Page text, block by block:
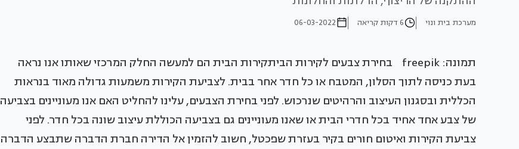
מערכת בית ונוי 6 דקות קריאה 06-03-2022
תמונה: freepik בחירת צבעים לקירות הביתקירות הבית הם למעשה החלק המרכזי שאותו אנו נראה
בעת כניסה לתוך הסלון, המטבח או כל חדר אחר בבית. לצביעת הקירות משמעות גדולה מאוד בנראות
הכללית ובסגנון העיצוב והרהיטים שנרכוש. לפני בחירת הצבעים, עלינו להחליט האם אנו מעוניינים בצביעה
של צבע אחד אחיד בכל חדרי הבית או שאנו מעוניינים גם בצביעה הכוללת עיצוב שונה בכל חדר. לפני
צביעת הקירות ואיטום חורים בקיר בעזרת שפכטל, חשוב להזמין אל הדירה חברת הדברה שתבצע הדברה